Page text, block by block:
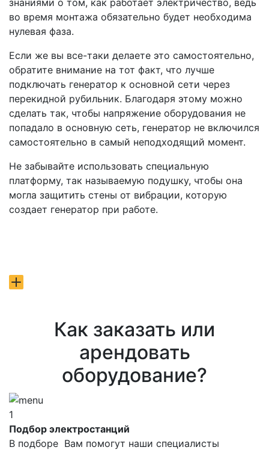
во время монтажа обязательно будет необходима
нулевая фаза.
Если же вы все-таки делаете это самостоятельно,
обратите внимание на тот факт, что лучше
подключать генератор к основной сети через
перекидной рубильник. Благодаря этому можно
сделать так, чтобы напряжение оборудования не
попадало в основную сеть, генератор не включился
самостоятельно в самый неподходящий момент.
Не забывайте использовать специальную
платформу, так называемую подушку, чтобы она
могла защитить стены от вибрации, которую
создает генератор при работе.
Как заказать или
арендовать
оборудование?
1
Подбор электростанций
В подборе Вам помогут наши специалисты